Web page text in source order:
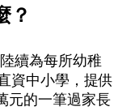
？
資中小學，提供
元的一筆過家長